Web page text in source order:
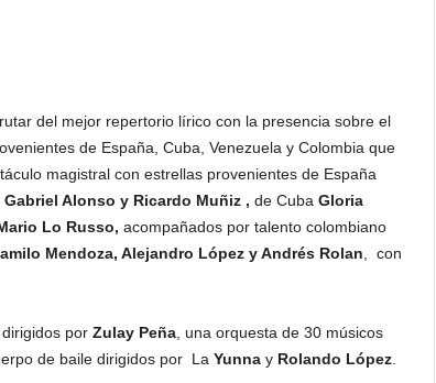
del mejor repertorio lírico con la presencia sobre el
de España, Cuba, Venezuela y Colombia que
magistral con estrellas provenientes de España
Alonso y Ricardo Muñiz , de Cuba Gloria
Lo Russo, acompañados por talento colombiano
Mendoza, Alejandro López y Andrés Rolan , con
por Zulay Peña, una orquesta de 30 músicos
de baile dirigidos por La Yunnay Rolando López.